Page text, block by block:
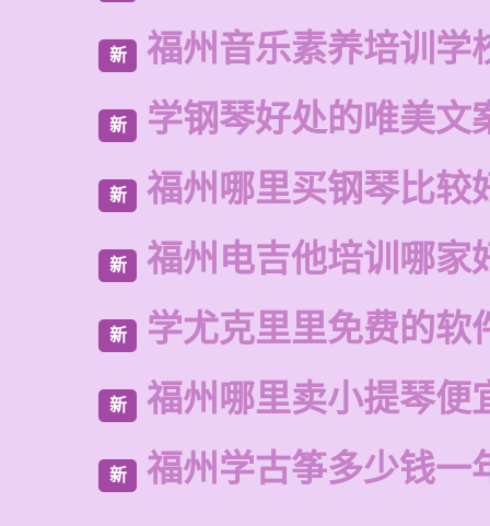
新 福州音乐素养培训学
新 学钢琴好处的唯美文
新 福州哪里买钢琴比较
新 福州电吉他培训哪家
新 学尤克里里免费的软
新 福州哪里卖小提琴便
新 福州学古筝多少钱一